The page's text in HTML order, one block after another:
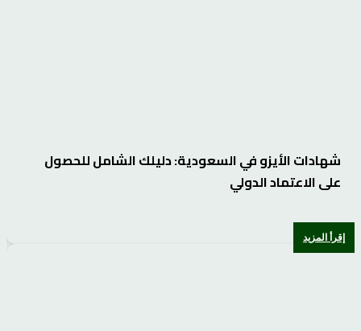
شهادات الأيزو في السعودية: دليلك الشامل للحصول
على الاعتماد الدولي
إقرأ المزيد